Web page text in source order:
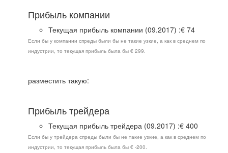
Прибыль компании
Текущая прибыль компании (09.2017) :€ 74
Если бы у компании спреды были бы не такие узкие, а как в среднем по
индустрии, то текущая прибыль была бы € 299.
разместить такую:
Прибыль трейдера
Текущая прибыль трейдера (09.2017) :€ 400
Если бы у трейдера спреды были бы не такие узкие, а как в среднем по
индустрии, то текущая прибыль была бы € -200.